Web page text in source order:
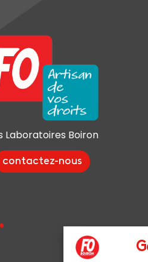
Laboratoires Boiron
contactez-nous